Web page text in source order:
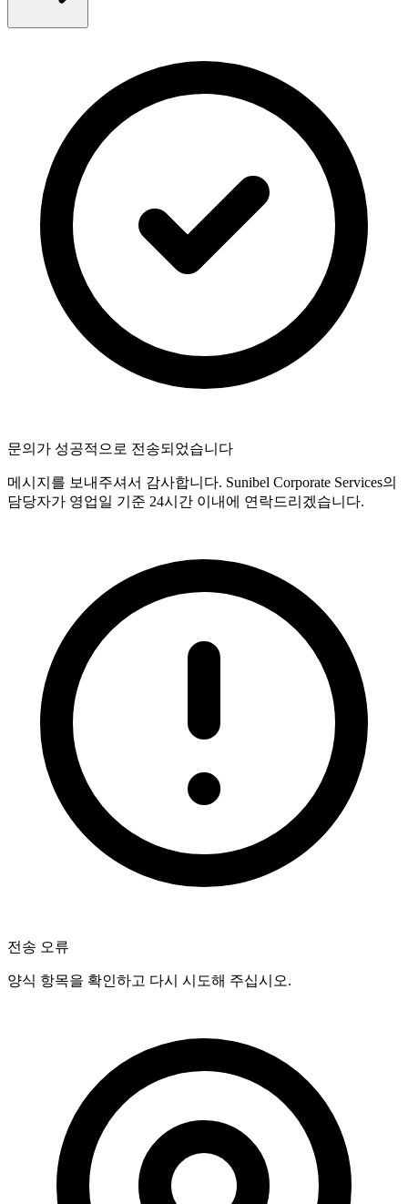
문의가 성공적으로 전송되었습니다
메시지를 보내주셔서 감사합니다. Sunibel Corporate Services의
담당자가 영업일 기준 24시간 이내에 연락드리겠습니다.
전송 오류
양식 항목을 확인하고 다시 시도해 주십시오.